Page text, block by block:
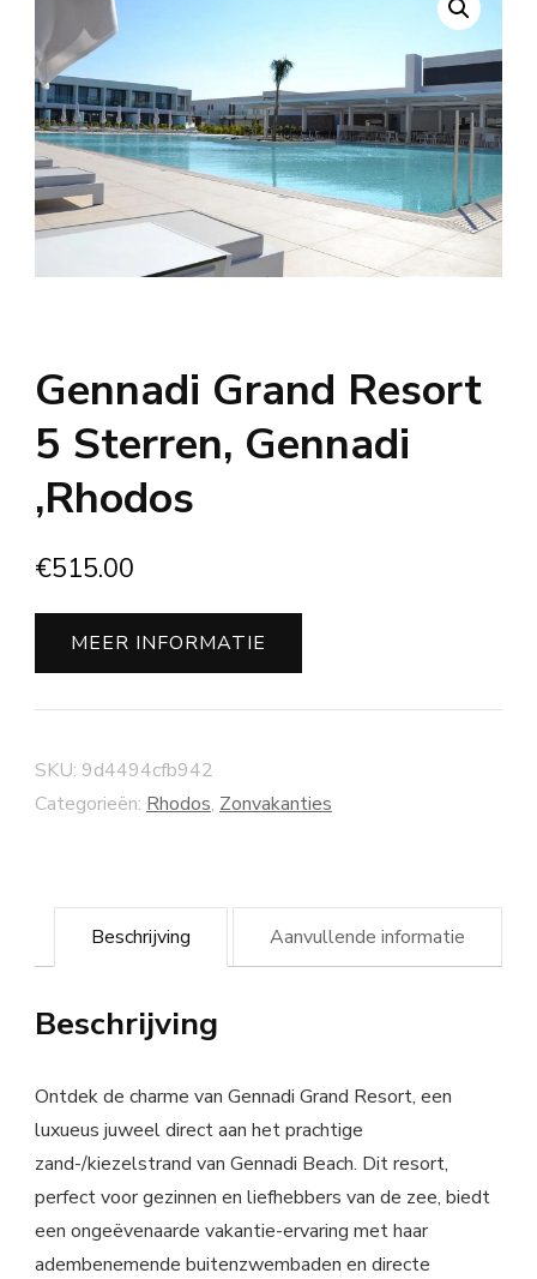
Gennadi Grand Resort
5 Sterren, Gennadi
,Rhodos
€515.00
MEER INFORMATIE
SKU: 9d4494cfb942
Categorieën: Rhodos, Zonvakanties
Beschrijving Aanvullende informatie
Beschrijving
Ontdek de charme van Gennadi Grand Resort, een
luxueus juweel direct aan het prachtige
zand-/kiezelstrand van Gennadi Beach. Dit resort,
perfect voor gezinnen en liefhebbers van de zee, biedt
een ongeëvenaarde vakantie-ervaring met haar
adembenemende buitenzwembaden en directe